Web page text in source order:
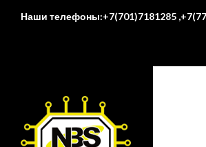
Наши телефоны:+7(701)7181285